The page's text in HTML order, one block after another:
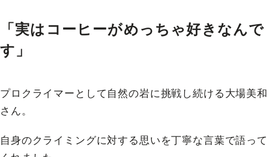
「実はコーヒーがめっちゃ好きなんで
す」
プロクライマーとして自然の岩に挑戦し続ける大場美和
さん。
自身のクライミングに対する思いを丁寧な言葉で語って